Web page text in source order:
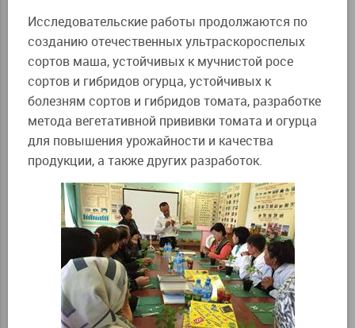
Исследовательские работы продолжаются по
созданию отечественных ультраскороспелых
сортов маша, устойчивых к мучнистой росе
сортов и гибридов огурца, устойчивых к
болезням сортов и гибридов томата, разработке
метода вегетативной прививки томата и огурца
для повышения урожайности и качества
продукции, а также других разработок.